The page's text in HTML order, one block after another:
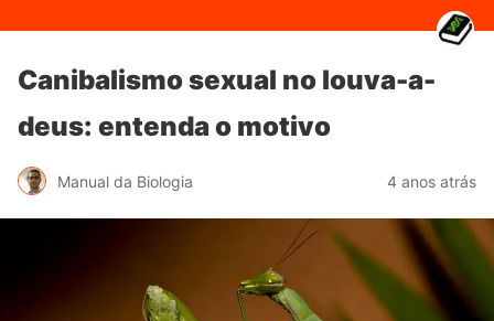
Canibalismo sexual no louva-a-
deus: entenda o motivo
Manual da Biologia 4 anos atrás